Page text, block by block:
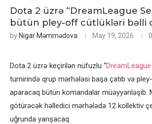
Dota 2 üzrə “DreamLeague
bütün pley-off cütlükləri bəlli
by Nigar Məmmədova May 19, 2026
Dota 2 üzrə keçirilən nüfuzlu “
turnirində qrup mərhələsi başa çatıb və
aparacaq bütün komandalar müəyyənləşib.
götürəcək həlledici mərhələdə 12 kollektiv
uğrunda yarışacaq.